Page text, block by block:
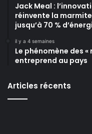
Jack Meal :
réinvente la
jusqu’à 70 %
il y a 4 semaines
Le phénomène des
entreprend au pays
Articles récents